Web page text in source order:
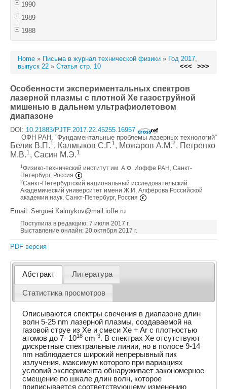
1990
1989
1988
Home » Письма в журнал технической физики » Год 2017,
выпуск 22 » Статья стр. 10 <<< >>>
Особенности экспериментальных спектров
лазерной плазмы с плотной Xe газоструйной
мишенью в дальнем ультрафиолетовом
диапазоне
DOI: 10.21883/PJTF.2017.22.45255.16957
ОФН РАН, ”Фундаментальные проблемы лазерных технологий“
Белик В.П.1, Калмыков С.Г.1, Можаров А.М.2, Петренко
М.В.1, Сасин М.Э.1
1 Физико-технический институт им. А.Ф. Иоффе РАН, Санкт-
Петербург, Россия
2Санкт-Петербургский национальный исследовательский
Академический университет имени Ж.И. Алфёрова Российской
академии наук, Санкт-Петербург, Россия
Email: Serguei.Kalmykov@mail.ioffe.ru
Поступила в редакцию: 7 июля 2017 г.
Выставление онлайн: 20 октября 2017 г.
PDF версия
Абстракт Литература
Статистика просмотров
Описываются спектры свечения в диапазоне длин
волн 5-25 nm лазерной плазмы, создаваемой на
газовой струе из Xe и смеси Xe + Ar с плотностью
атомов до 7· 1018 cm-3. В спектрах Xe отсутствуют
дискретные спектральные линии, но в полосе 9-14
nm наблюдается широкий непрерывный пик
излучения, максимум которого при вариациях
условий эксперимента обнаруживает закономерное
смещение по шкале длин волн, которое
приписывается соответствующему изменению